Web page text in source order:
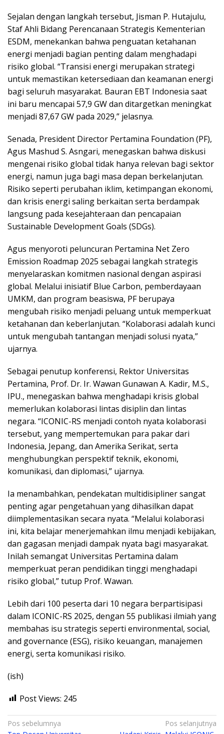
Sejalan dengan langkah tersebut, Jisman P. Hutajulu,
Staf Ahli Bidang Perencanaan Strategis Kementerian
ESDM, menekankan bahwa penguatan ketahanan
energi menjadi bagian penting dalam menghadapi
risiko global. “Transisi energi merupakan strategi
untuk memastikan ketersediaan dan keamanan energi
bagi seluruh masyarakat. Bauran EBT Indonesia saat
ini baru mencapai 57,9 GW dan ditargetkan meningkat
menjadi 87,67 GW pada 2029,” jelasnya.
Senada, President Director Pertamina Foundation (PF),
Agus Mashud S. Asngari, menegaskan bahwa diskusi
mengenai risiko global tidak hanya relevan bagi sektor
energi, namun juga bagi masa depan berkelanjutan.
Risiko seperti perubahan iklim, ketimpangan ekonomi,
dan krisis energi saling berkaitan serta berdampak
langsung pada kesejahteraan dan pencapaian
Sustainable Development Goals (SDGs).
Agus menyoroti peluncuran Pertamina Net Zero
Emission Roadmap 2025 sebagai langkah strategis
menyelaraskan komitmen nasional dengan aspirasi
global. Melalui inisiatif Blue Carbon, pemberdayaan
UMKM, dan program beasiswa, PF berupaya
mengubah risiko menjadi peluang untuk memperkuat
ketahanan dan keberlanjutan. “Kolaborasi adalah kunci
untuk mengubah tantangan menjadi solusi nyata,”
ujarnya.
Sebagai penutup konferensi, Rektor Universitas
Pertamina, Prof. Dr. Ir. Wawan Gunawan A. Kadir, M.S.,
IPU., menegaskan bahwa menghadapi krisis global
memerlukan kolaborasi lintas disiplin dan lintas
negara. “ICONIC-RS menjadi contoh nyata kolaborasi
tersebut, yang mempertemukan para pakar dari
Indonesia, Jepang, dan Amerika Serikat, serta
menghubungkan perspektif teknik, ekonomi,
komunikasi, dan diplomasi,” ujarnya.
Ia menambahkan, pendekatan multidisipliner sangat
penting agar pengetahuan yang dihasilkan dapat
diimplementasikan secara nyata. “Melalui kolaborasi
ini, kita belajar menerjemahkan ilmu menjadi kebijakan,
dan gagasan menjadi dampak nyata bagi masyarakat.
Inilah semangat Universitas Pertamina dalam
memperkuat peran pendidikan tinggi menghadapi
risiko global,” tutup Prof. Wawan.
Lebih dari 100 peserta dari 10 negara berpartisipasi
dalam ICONIC-RS 2025, dengan 55 publikasi ilmiah yang
membahas isu strategis seperti environmental, social,
and governance (ESG), risiko keuangan, manajemen
energi, serta komunikasi risiko.
(ish)
Post Views: 245
Navigasi
Pos sebelumnya
Pos selanjutnya